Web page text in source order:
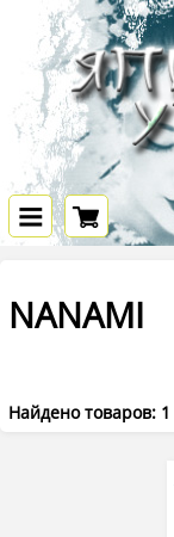
NANAMI
Найдено товаров: 1